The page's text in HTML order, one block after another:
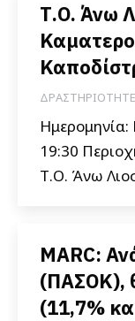
Τ.Ο. Άνω
19:30
Τ.Ο. Άνω
MARC:
(ΠΑΣΟΚ),
(11,7%